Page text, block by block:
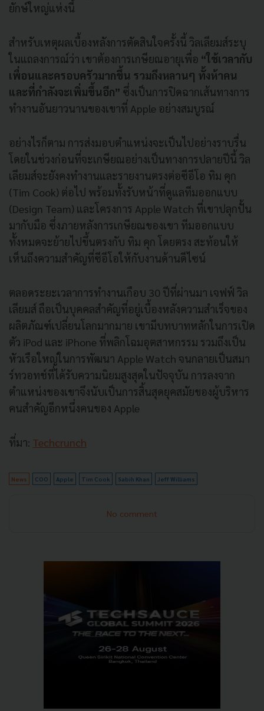
ยักษ์ใหญ่แห่งนี้
สำหรับเหตุผลเบื้องหลังการตัดสินใจครั้งนี้ วิลเลียมส์ระบุ
ในแถลงการณ์ว่า เขาต้องการเกษียณอายุเพื่อ “ใช้เวลากับ
เพื่อนและครอบครัวมากขึ้น รวมถึงหลานๆ ทั้งห้าคน
และที่กำลังจะเพิ่มขึ้นอีก” ซึ่งเป็นการปิดฉากเส้นทางการ
ทำงานอันยาวนานของเขาที่ Apple อย่างสมบูรณ์
อย่างไรก็ตาม การส่งมอบตำแหน่งจะเป็นไปอย่างราบรื่น
โดยในช่วงก่อนที่จะเกษียณอย่างเป็นทางการปลายปีนี้ วิล
เลียมส์จะยังคงทำงานและรายงานตรงต่อซีอีโอ ทิม คุก
(Tim Cook) ต่อไป พร้อมทั้งรับหน้าที่ดูแลทีมออกแบบ
(Design Team) และโครงการ Apple Watch ที่เขาปลุกปั้น
มากับมือ ซึ่งภายหลังการเกษียณของเขา ทีมออกแบบ
ทั้งหมดจะย้ายไปขึ้นตรงกับ ทิม คุก โดยตรง สะท้อนให้
เห็นถึงความสำคัญที่ซีอีโอให้กับงานด้านดีไซน์
ตลอดระยะเวลาการทำงานเกือบ 30 ปีที่ผ่านมา เจฟฟ์ วิล
เลียมส์ ถือเป็นบุคคลสำคัญที่อยู่เบื้องหลังความสำเร็จของ
ผลิตภัณฑ์เปลี่ยนโลกมากมาย เขามีบทบาทหลักในการเปิด
ตัว iPod และ iPhone ที่พลิกโฉมอุตสาหกรรม รวมถึงเป็น
หัวเรือใหญ่ในการพัฒนา Apple Watch จนกลายเป็นสมา
ร์ทวอทช์ที่ได้รับความนิยมสูงสุดในปัจจุบัน การลงจาก
ตำแหน่งของเขาจึงนับเป็นการสิ้นสุดยุคสมัยของผู้บริหาร
คนสำคัญอีกหนึ่งคนของ Apple
ที่มา: Techcrunch
News COO Apple Tim Cook Sabih Khan Jeff Williams
No comment